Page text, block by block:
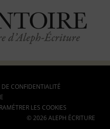
CONFIDENTIALITÉ
LES COOKIES
© 2026 ALEPH ÉCRITURE